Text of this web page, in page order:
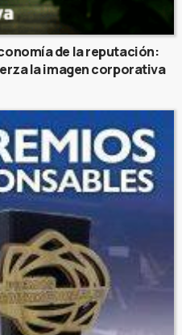
de la reputación:
la imagen corporativa